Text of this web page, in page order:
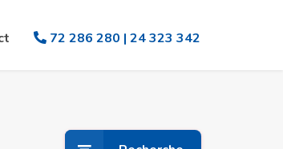
72 286 280 | 24 323 342